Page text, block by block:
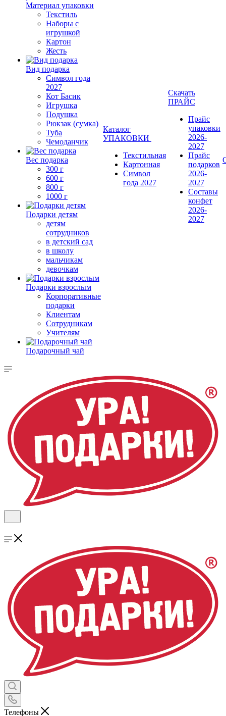
Материал упаковки
Текстиль
Наборы с
игрушкой
Картон
Жесть
Вид подарка
Символ года
2027
Кот Басик
Игрушка
Подушка
Рюкзак (сумка)
Туба
Чемоданчик
Вес подарка
300 г
600 г
800 г
1000 г
Подарки детям
детям
сотрудников
в детский сад
в школу
мальчикам
девочкам
Подарки взрослым
Корпоративные
подарки
Клиентам
Сотрудникам
Учителям
Подарочный чай
Каталог
УПАКОВКИ
Текстильная
Картонная
Символ
года 2027
Скачать
ПРАЙС
Прайс
упаковки
2026-
2027
Прайс
подарков
2026-
2027
Составы
конфет
2026-
2027
Телефоны